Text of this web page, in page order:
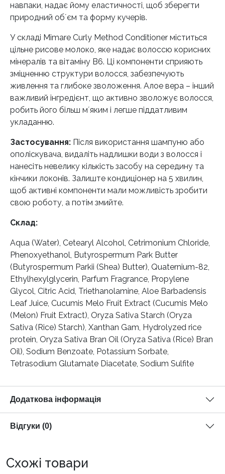
навпаки, надає йому еластичності, щоб зберегти
природний обʼєм та форму кучерів.
У складі Mimare Curly Method Conditioner міститься
цільне рисове молоко, яке надає волоссю корисних
мінералів та вітаміну В6. Ці компоненти сприяють
зміцненню структури волосся, забезпечують
живлення та глибоке зволоження. Алое вера – інший
важливий інгредієнт, що активно зволожує волосся,
робить його більш мʼяким і легше піддатливим
укладанню.
Застосування: Після використання шампуню або
ополіскувача, видаліть надлишки води з волосся і
нанесіть невелику кількість засобу на середину та
кінчики локонів. Залиште кондиціонер на 5 хвилин,
щоб активні компоненти мали можливість зробити
свою роботу, а потім змийте.
Склад:
Aqua (Water), Cetearyl Alcohol, Cetrimonium Chloride,
Phenoxyethanol, Butyrospermum Park Butter
(Butyrospermum Parkii (Shea) Butter), Quaternium-82,
Ethylhexylglycerin, Parfum Fragrance, Propylene
Glycol, Citric Acid, Triethanolamine, Aloe Barbadensis
Leaf Juice, Cucumis Melo Fruit Extract (Cucumis Melo
(Melon) Fruit Extract), Oryza Sativa Starch (Oryza
Sativa (Rice) Starch), Xanthan Gam, Hydrolyzed rice
protein, Oryza Sativa Bran Oil (Oryza Sativa (Rice) Bran
Oil), Sodium Benzoate, Potassium Sorbate,
Tetrasodium Glutamate Diacetate, Sodium Sulfite
Додаткова інформація
Відгуки (0)
Схожі товари